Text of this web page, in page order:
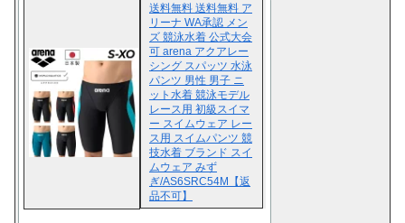
送料無料 送料無料 ア
リーナ WA承認 メン
ズ 競泳水着 公式大会
可 arena アクアレー
シング スパッツ 水泳
パンツ 男性 男子 ニ
ット水着 競泳モデル
レース用 初級スイマ
ー スイムウェア レー
ス用 スイムパンツ 競
技水着 ブランド スイ
ムウェア みず
ぎ/AS6SRC54M【返
品不可】